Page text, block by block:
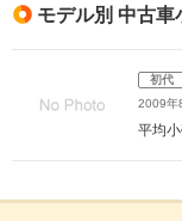
モデル別 中古車
初代
2009年
平均